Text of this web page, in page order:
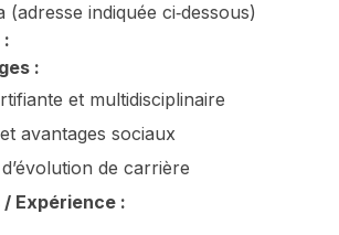
(adresse indiquée ci‑dessous)
:
et multidisciplinaire
avantages sociaux
de carrière
/ Expérience :